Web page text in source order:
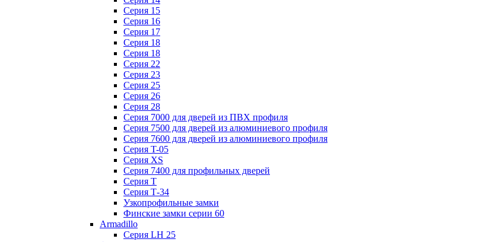
Серия 15
Серия 16
Серия 17
Серия 18
Серия 18
Серия 22
Серия 23
Серия 25
Серия 26
Серия 28
Серия 7000 для дверей из ПВХ профиля
Серия 7500 для дверей из алюминиевого профиля
Серия 7600 для дверей из алюминиевого профиля
Серия T-05
Серия XS
Серия 7400 для профильных дверей
Серия Т
Серия Т-34
Узкопрофильные замки
Финские замки серии 60
Armadillo
Серия LH 25